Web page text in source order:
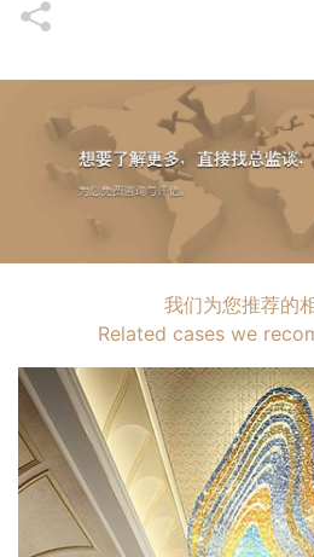
我们为您推荐的
Related cases we